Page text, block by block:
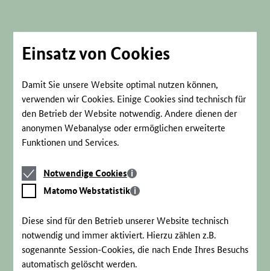
Einsatz von Cookies
Damit Sie unsere Website optimal nutzen können,
verwenden wir Cookies. Einige Cookies sind technisch für
den Betrieb der Website notwendig. Andere dienen der
anonymen Webanalyse oder ermöglichen erweiterte
Funktionen und Services.
Notwendige
Cookies
Notwendige Cookies
Matomo
Webstatistik
Matomo Webstatistik
Diese sind für den Betrieb unserer Website technisch
notwendig und immer aktiviert. Hierzu zählen z.B.
sogenannte Session-Cookies, die nach Ende Ihres Besuchs
automatisch gelöscht werden.